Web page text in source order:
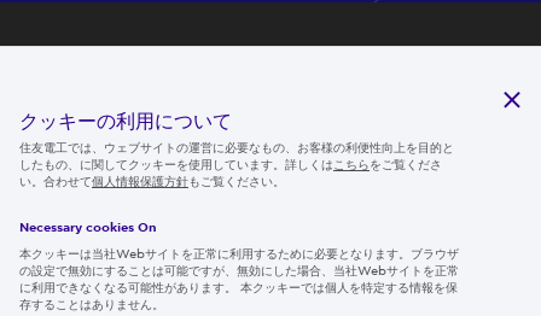
ニュースルーム
IR情報
採用情報
クッキーの利用について
住友電工では、ウェブサイトの運営に必要なもの、お客様の利便性向上を目的と
したもの、に関してクッキーを使用しています。詳しくは こちらをご覧くださ
い。合わせて個人情報保護方針もご覧ください。
Necessary cookies On
本クッキーは当社Webサイトを正常に利用するために必要となります。ブラウザ
の設定で無効にすることは可能ですが、無効にした場合、当社Webサイトを正常
に利用できなくなる可能性があります。 本クッキーでは個人を特定する情報を保
存することはありません。